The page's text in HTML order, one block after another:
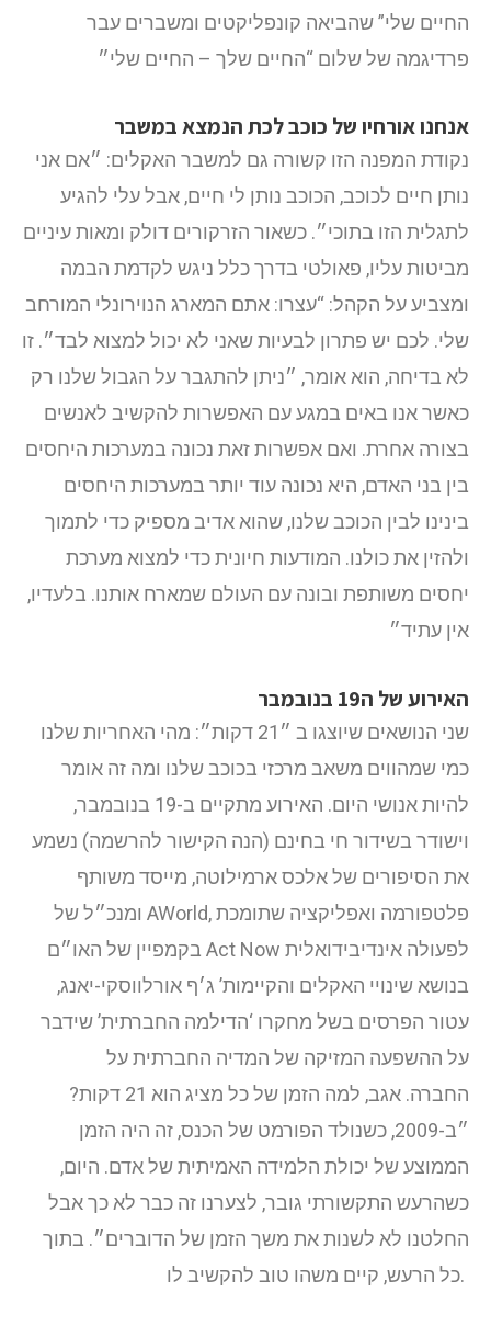
החיים שלי” שהביאה קונפליקטים ומשברים עבר
פרדיגמה של שלום “החיים שלך – החיים שלי״
אנחנו אורחיו של כוכב לכת הנמצא במשבר
נקודת המפנה הזו קשורה גם למשבר האקלים: ״אם אני
נותן חיים לכוכב, הכוכב נותן לי חיים, אבל עלי להגיע
לתגלית הזו בתוכי״. כשאור הזרקורים דולק ומאות עיניים
מביטות עליו, פאולטי בדרך כלל ניגש לקדמת הבמה
ומצביע על הקהל: “עצרו: אתם המארג הנוירונלי המורחב
שלי. לכם יש פתרון לבעיות שאני לא יכול למצוא לבד״. זו
לא בדיחה, הוא אומר, ״ניתן להתגבר על הגבול שלנו רק
כאשר אנו באים במגע עם האפשרות להקשיב לאנשים
בצורה אחרת. ואם אפשרות זאת נכונה במערכות היחסים
בין בני האדם, היא נכונה עוד יותר במערכות היחסים
בינינו לבין הכוכב שלנו, שהוא אדיב מספיק כדי לתמוך
ולהזין את כולנו. המודעות חיונית כדי למצוא מערכת
יחסים משותפת ובונה עם העולם שמארח אותנו. בלעדיו,
אין עתיד״
האירוע של ה19 בנובמבר
שני הנושאים שיוצגו ב ״21 דקות״:
מהי האחריות שלנו
כמי שמהווים משאב מרכזי בכוכב שלנו ומה זה אומר
להיות אנושי היום.
האירוע מתקיים ב-19 בנובמבר,
וישודר בשידור חי בחינם (הנה הקישור להרשמה) נשמע
את הסיפורים שלאלכס ארמילוטה, מייסד משותף
ומנכ״ל של AWorld, פלטפורמה ואפליקציה שתומכת
בקמפיין של האו״ם Act Now לפעולה אינדיבידואלית
בנושא שינויי האקלים והקיימות’ ג׳ף אורלווסקי-יאנג,
עטור הפרסים בשל מחקרו ‘הדילמה החברתית’ שידבר
על ההשפעה המזיקה של המדיה החברתית על
החברה. אגב, למה הזמן של כל מציג הוא 21 דקות?
״ב-2009, כשנולד הפורמט של הכנס, זה היה הזמן
הממוצע של יכולת הלמידה האמיתית של אדם. היום,
כשהרעש התקשורתי גובר, לצערנו זה כבר לא כך אבל
החלטנו לא לשנות את משך הזמן של הדוברים״. בתוך
כל הרעש, קיים משהו טוב להקשיב לו.